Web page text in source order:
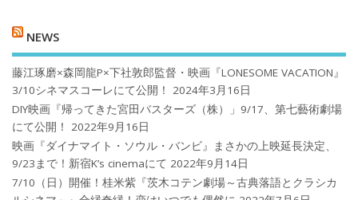
NEWS
藤江琢磨×森岡龍P×下社敦郎監督・映画『LONESOME VACATION』
3/10シネマスコーレにて公開！
2024年3月16日
DIY映画『帰ってきた宮田バスターズ（株）」9/17、第七藝術劇場
にて公開！
2022年9月16日
映画『ダイナマイト・ソウル・バンビ』まさかの上映延長決定、
9/23まで！新宿K’s cinemaにて 2022年9月14日
7/10（日）開催！桂米紫『茨木コテン劇場～古典落語とクラシカ